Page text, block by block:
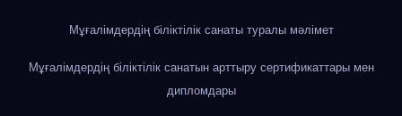
Мұғалімдердің біліктілік санаты туралы мәлімет
Мұғалімдердің біліктілік санатын арттыру сертификаттары мен
дипломдары